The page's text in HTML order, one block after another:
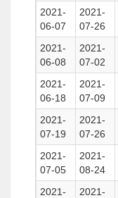
2021-
06-07
2021-
07-26
2021-
06-08
2021-
07-02
2021-
06-18
2021-
07-09
2021-
07-19
2021-
07-26
2021-
07-05
2021-
08-24
2021-
2021-